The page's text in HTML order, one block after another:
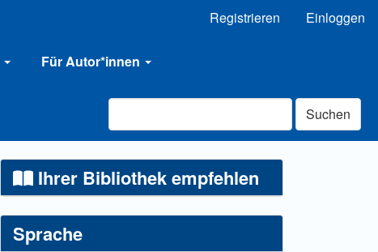
Registrieren Einloggen
Für Autor*innen
Suchen
Ihrer Bibliothek empfehlen
Sprache